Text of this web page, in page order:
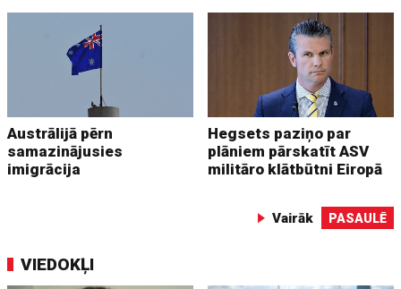
Austrālijā pērn
samazinājusies
imigrācija
Hegsets paziņo par
plāniem pārskatīt ASV
militāro klātbūtni Eiropā
Vairāk PASAULĒ
VIEDOKĻI